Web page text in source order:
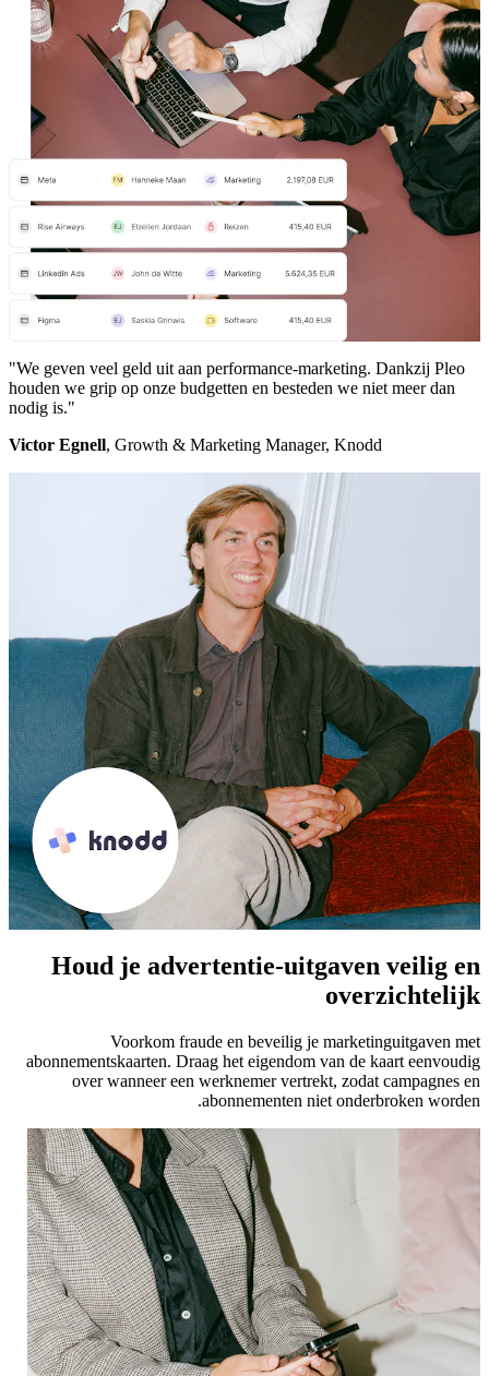
"We geven veel geld uit aan performance-marketing. Dankzij Pleo
houden we grip op onze budgetten en besteden we niet meer dan
nodig is."
Victor Egnell, Growth & Marketing Manager, Knodd
Houd je advertentie-uitgaven veilig en
overzichtelijk
Voorkom fraude en beveilig je marketinguitgaven met
abonnementskaarten. Draag het eigendom van de kaart eenvoudig
over wanneer een werknemer vertrekt, zodat campagnes en
abonnementen niet onderbroken worden.